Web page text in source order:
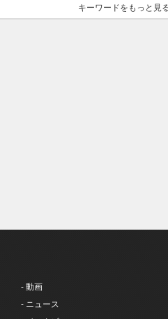
キーワードをもっと見
- 動画
- ニュース